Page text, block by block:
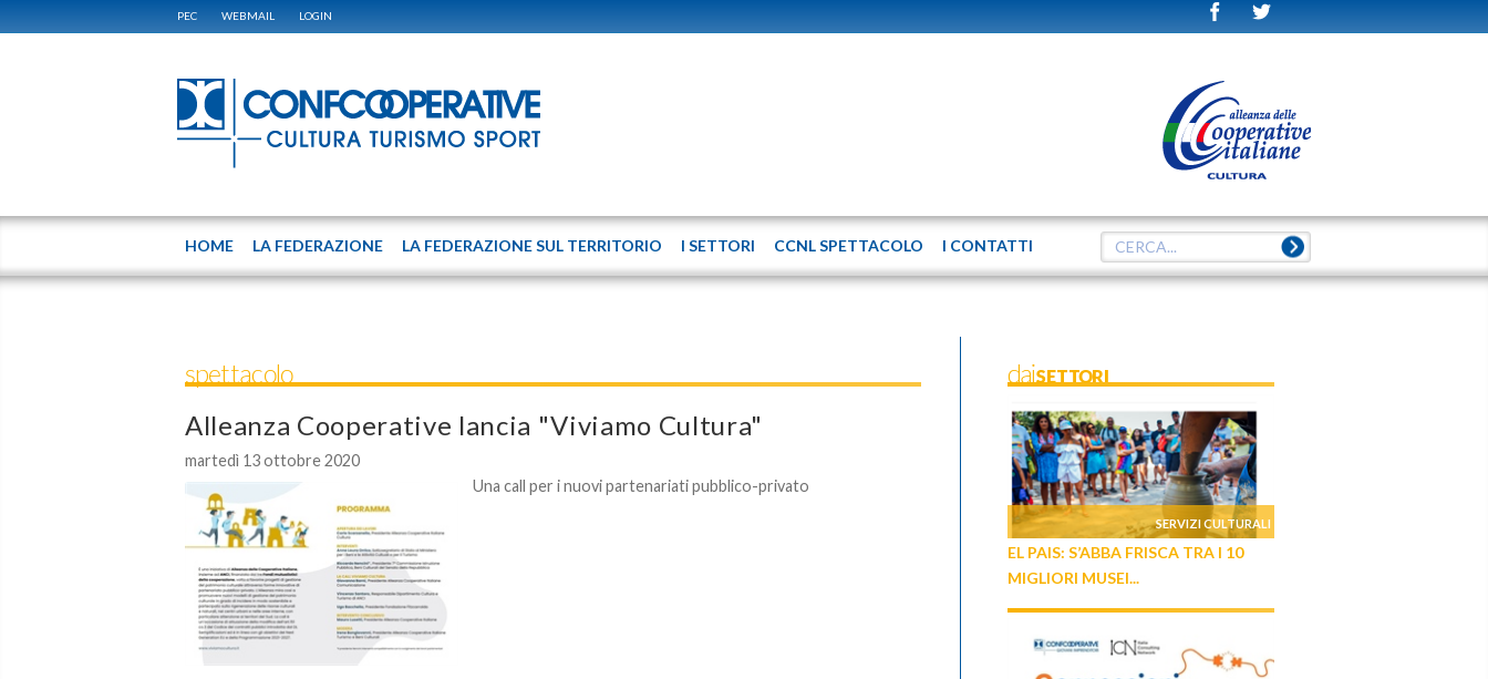
PEC WEBMAIL LOGIN
HOME LA FEDERAZIONE LA FEDERAZIONE SUL TERRITORIO I SETTORI CCNL SPETTACOLO I CONTATTI
spettacolo
Alleanza Cooperative lancia "Viviamo Cultura"
martedì 13 ottobre 2020
Una call per i nuovi partenariati pubblico-privato
daiSETTORI
SERVIZI CULTURALI
EL PAIS: S’ABBA FRISCA TRA I 10
MIGLIORI MUSEI...